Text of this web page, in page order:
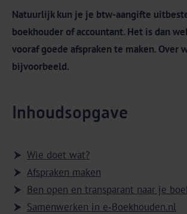
Natuurlijk kun je je btw-aangifte
boekhouder of accountant. Het is dan
vooraf goede afspraken te maken. Over
bijvoorbeeld.
Inhoudsopgave
Wie doet wat?
Afspraken maken
Ben open en transparant naar je
Samenwerken in e‑Boekhouden.nl